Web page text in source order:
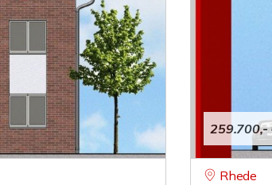
259.700,-
Rhede